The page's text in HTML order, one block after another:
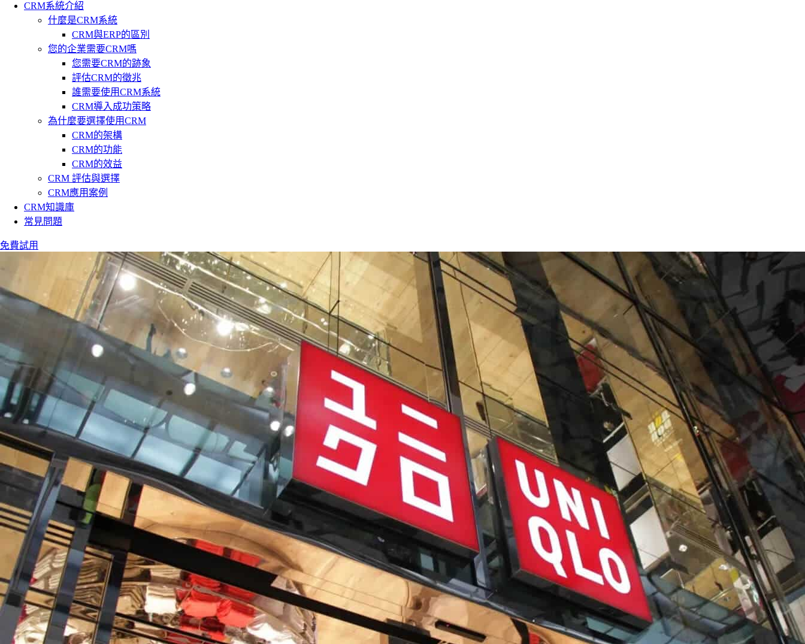
CRM系統介紹
什麼是CRM系統
CRM與ERP的區別
您的企業需要CRM嗎
您需要CRM的跡象
評估CRM的徵兆
誰需要使用CRM系統
CRM導入成功策略
為什麼要選擇使用CRM
CRM的架構
CRM的功能
CRM的效益
CRM 評估與選擇
CRM應用案例
CRM知識庫
常見問題
免費試用